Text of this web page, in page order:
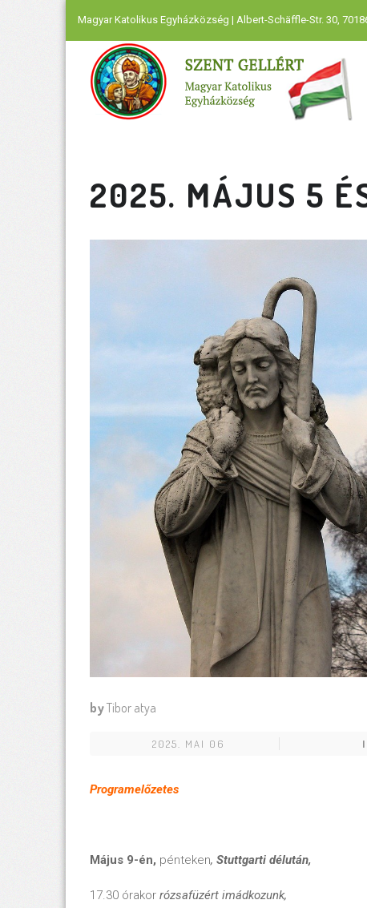
Magyar Katolikus Egyházközség | Albert-Schäffle-Str. 30,
2025. MÁJUS 5
byTibor atya
2025. MAI 06
Programelőzetes
Május 9-én, pénteken, Stuttgarti délután,
17.30 órakor rózsafüzért imádkozunk,